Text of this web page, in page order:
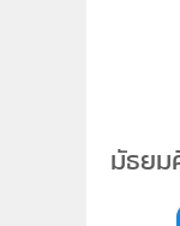
มัธย